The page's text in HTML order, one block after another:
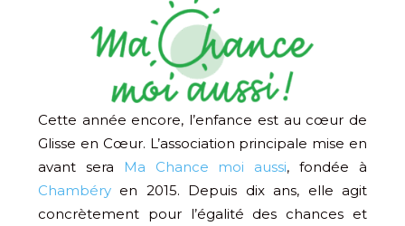
Cette année encore, l’enfance est au cœur de
Glisse en Cœur. L’association principale mise en
avant sera
Ma Chance moi aussi, fondée à
Chambéry en 2015. Depuis dix ans, elle agit
concrètement pour l’égalité des chances et